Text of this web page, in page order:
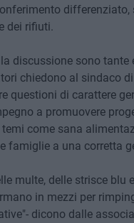
dei rifiuti.
discussione sono
chiedono al sindaco
questioni di carattere
a promuovere
come sana
famiglie a una corretta
multe, delle strisce blu
in mezzi per
dicono dalle